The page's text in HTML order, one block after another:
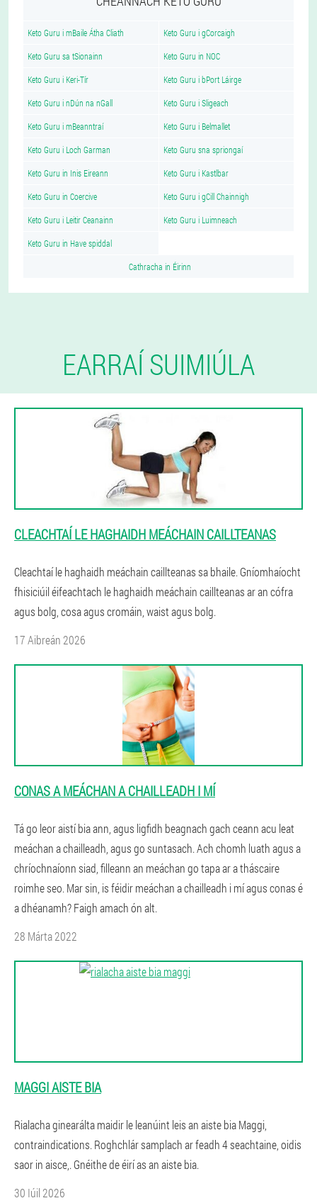
Keto Guru i mBaile Átha Cliath Keto Guru i gCorcaigh
Keto Guru sa tSionainn Keto Guru in NOC
Keto Guru i Keri-Tír Keto Guru i bPort Láirge
Keto Guru i nDún na nGall Keto Guru i Sligeach
Keto Guru i mBeanntraí Keto Guru i Belmallet
Keto Guru i Loch Garman Keto Guru sna spriongaí
Keto Guru in Inis Eireann Keto Guru i Kastlbar
Keto Guru in Coercive Keto Guru i gCill Chainnigh
Keto Guru i Leitir Ceanainn Keto Guru i Luimneach
Keto Guru in Have spiddal
Cathracha in Éirinn
EARRAÍ SUIMIÚLA
CLEACHTAÍ LE HAGHAIDH MEÁCHAIN CAILLTEANAS
Cleachtaí le haghaidh meáchain caillteanas sa bhaile. Gníomhaíocht
fhisiciúil éifeachtach le haghaidh meáchain caillteanas ar an cófra
agus bolg, cosa agus cromáin, waist agus bolg.
17 Aibreán 2026
CONAS A MEÁCHAN A CHAILLEADH I MÍ
Tá go leor aistí bia ann, agus ligfidh beagnach gach ceann acu leat
meáchan a chailleadh, agus go suntasach. Ach chomh luath agus a
chríochnaíonn siad, filleann an meáchan go tapa ar a tháscaire
roimhe seo. Mar sin, is féidir meáchan a chailleadh i mí agus conas é
a dhéanamh? Faigh amach ón alt.
28 Márta 2022
MAGGI AISTE BIA
Rialacha ginearálta maidir le leanúint leis an aiste bia Maggi,
contraindications. Roghchlár samplach ar feadh 4 seachtaine, oidis
saor in aisce,. Gnéithe de éirí as an aiste bia.
30 Iúil 2026